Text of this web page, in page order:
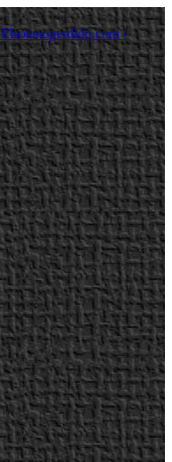
Elsotanoperdido.com -